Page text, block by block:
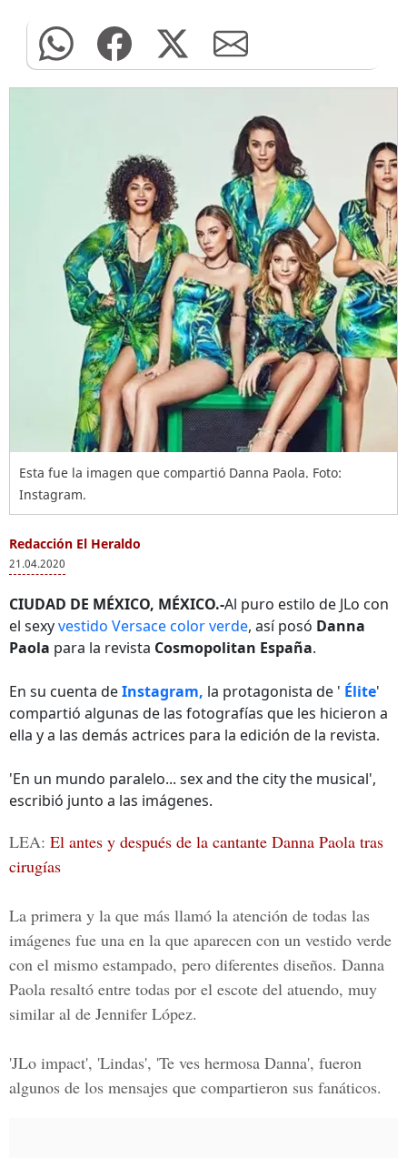
Esta fue la imagen que compartió Danna Paola. Foto:
Instagram.
Redacción El Heraldo
21.04.2020
CIUDAD DE MÉXICO, MÉXICO.-Al puro estilo de JLo con
el sexyvestido Versace color verde, así posó Danna
Paola para la revista Cosmopolitan España.
En su cuenta deInstagram, la protagonista de ' Élite'
compartió algunas de las fotografías que les hicieron a
ella y a las demás actrices para la edición de la revista.
'En un mundo paralelo... sex and the city the musical',
escribió junto a las imágenes.
LEA: El antes y después de la cantante Danna Paola tras
cirugías
La primera y la que más llamó la atención de todas las
imágenes fue una en la que aparecen con un vestido verde
con el mismo estampado, pero diferentes diseños. Danna
Paola resaltó entre todas por el escote del atuendo, muy
similar al de Jennifer López.
'JLo impact', 'Lindas', 'Te ves hermosa Danna', fueron
algunos de los mensajes que compartieron sus fanáticos.